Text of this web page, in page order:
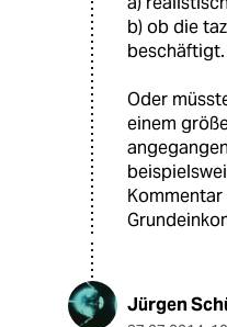
b) ob die
beschäftigt.
Oder
einem
Jürgen